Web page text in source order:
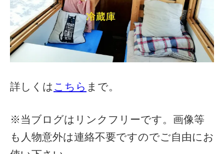
詳しくは こちら まで。
※当ブログはリンクフリーです。画像等
も人物意外は連絡不要ですのでご自由にお